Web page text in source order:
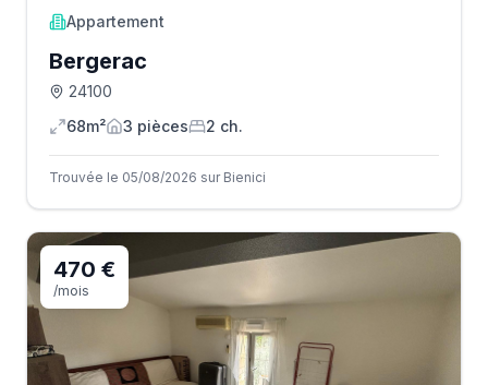
Appartement
Bergerac
24100
68m²
3 pièces 2 ch.
Trouvée le 05/08/2026 sur Bienici
470 €
/mois